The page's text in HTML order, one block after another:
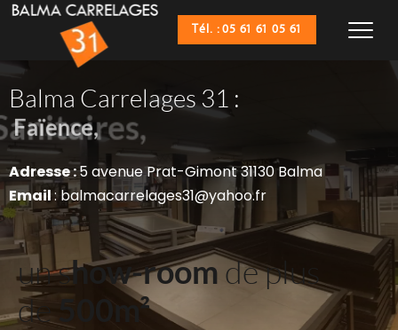
Tél. : 05 61 61 05 61
Balma Carrelages 31 :
Faïence,
Sanitaires,
Adresse : 5 avenue Prat-Gimont 31130 Balma
Email : balmacarrelages31@yahoo.fr
un show-room de plus
de 500m²